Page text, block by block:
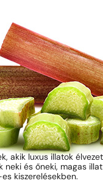
leírása
akik luxus illatok
neki és őneki, magas
kiszerelésekben.